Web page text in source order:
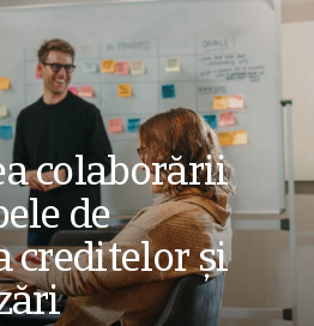
colaborării
de
creditelor și